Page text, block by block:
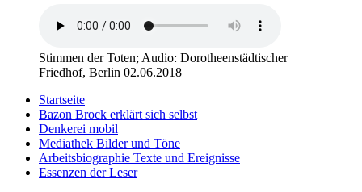
Stimmen der Toten; Audio: Dorotheenstädtischer
Friedhof, Berlin 02.06.2018
Startseite
Bazon Brock erklärt sich selbst
Denkerei mobil
Mediathek Bilder und Töne
Arbeitsbiographie Texte und Ereignisse
Essenzen der Leser